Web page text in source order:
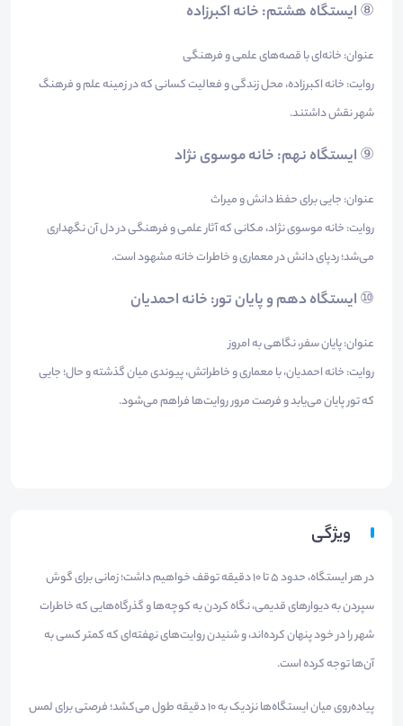
⑧ایستگاه هشتم: خانه اکبرزاده
عنوان: خانه‌ای با قصه‌های علمی و فرهنگی
روایت: خانه اکبرزاده، محل زندگی و فعالیت کسانی که در زمینه علم و فرهنگ
شهر نقش داشتند.
⑨ایستگاه نهم: خانه موسوی نژاد
عنوان: جایی برای حفظ دانش و میراث
روایت: خانه موسوی نژاد، مکانی که آثار علمی و فرهنگی در دل آن نگهداری
می‌شد؛ ردپای دانش در معماری و خاطرات خانه مشهود است.
⑩ایستگاه دهم و پایان تور: خانه احمدیان
عنوان: پایان سفر، نگاهی به امروز
روایت: خانه احمدیان، با معماری و خاطراتش، پیوندی میان گذشته و حال؛ جایی
که تور پایان می‌یابد و فرصت مرور روایت‌ها فراهم می‌شود.
ویژگی
در هر ایستگاه، حدود ۵ تا ۱۰ دقیقه توقف خواهیم داشت؛ زمانی برای گوش
سپردن به دیوارهای قدیمی، نگاه کردن به کوچه‌ها و گذرگاه‌هایی که خاطرات
شهر را در خود پنهان کرده‌اند، و شنیدن روایت‌های نهفته‌ای که کمتر کسی به
آن‌ها توجه کرده است.
پیاده‌روی میان ایستگاه‌ها نزدیک به ۱۰ دقیقه طول می‌کشد؛ فرصتی برای لمس